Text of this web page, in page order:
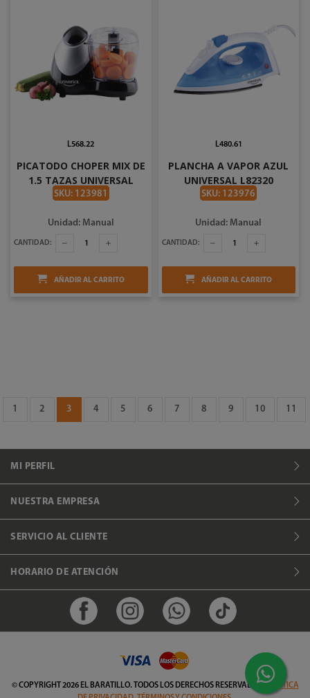
PICATODO CHOPER MIX DE
1.5 TAZAS UNIVERSAL
L89130
SKU: 123981
L568.22
Unidad: Manual
CANTIDAD:
AÑADIR AL CARRITO
PLANCHA A VAPOR AZUL
UNIVERSAL L82320
SKU: 123976
L480.61
Unidad: Manual
CANTIDAD:
AÑADIR AL CARRITO
1 2 3 4 5 6 7 8 9 10 11
MI PERFIL
NUESTRA EMPRESA
SERVICIO AL CLIENTE
HORARIO DE ATENCIÓN
© COPYRIGHT2026 EL BARATILLO.TODOS LOS DERECHOS RESERVADOS .POLÍTICA